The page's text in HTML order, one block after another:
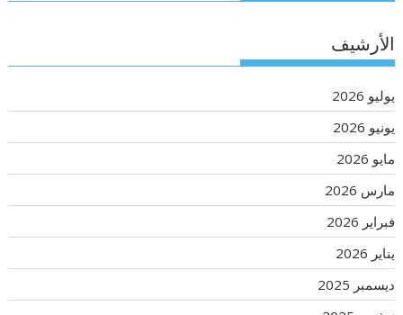
الأرشيف
يوليو 2026
يونيو 2026
مايو 2026
مارس 2026
فبراير 2026
يناير 2026
ديسمبر 2025